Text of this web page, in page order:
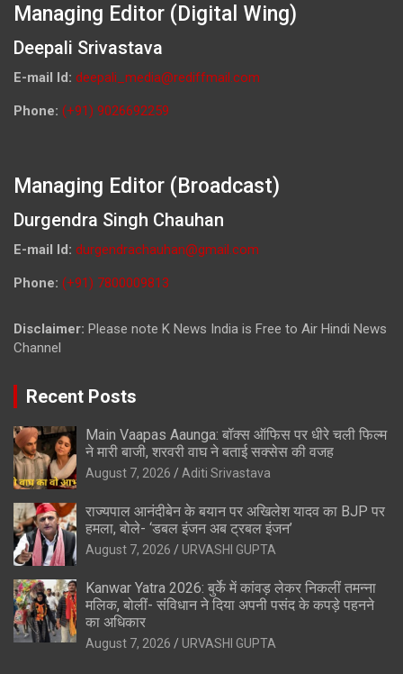
Managing Editor (Digital Wing)
Deepali Srivastava
E-mail Id: deepali_media@rediffmail.com
Phone: (+91) 9026692259
Managing Editor (Broadcast)
Durgendra Singh Chauhan
E-mail Id: durgendrachauhan@gmail.com
Phone: (+91) 7800009813
Disclaimer: Please note K News India is Free to Air Hindi News
Channel
Recent Posts
Main Vaapas Aaunga: बॉक्स ऑफिस पर धीरे चली फिल्म
ने मारी बाजी, शरवरी वाघ ने बताई सक्सेस की वजह
August 7, 2026 Aditi Srivastava
राज्यपाल आनंदीबेन के बयान पर अखिलेश यादव का BJP पर
हमला, बोले- ‘डबल इंजन अब ट्रबल इंजन’
August 7, 2026 URVASHI GUPTA
Kanwar Yatra 2026: बुर्के में कांवड़ लेकर निकलीं तमन्ना
मलिक, बोलीं- संविधान ने दिया अपनी पसंद के कपड़े पहनने
का अधिकार
August 7, 2026 URVASHI GUPTA